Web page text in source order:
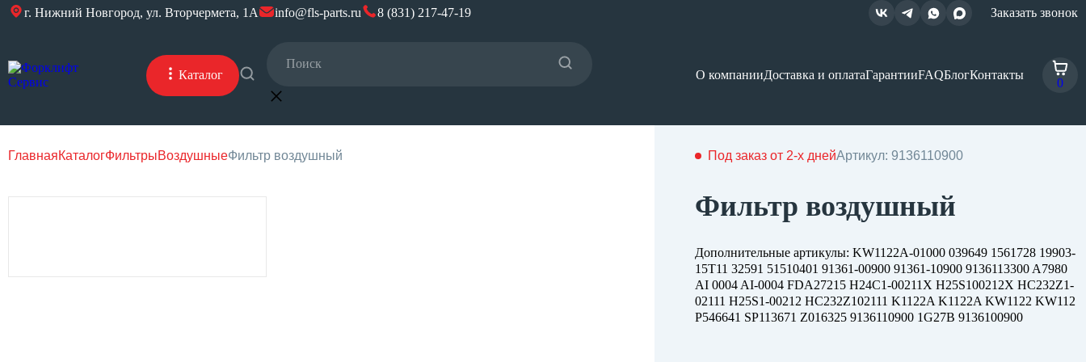
г. Нижний Новгород, ул. Вторчермета, 1А info@fls-parts.ru 8 (831) 217-47-19 Заказать звонок
Каталог О компанииДоставка и оплатаГарантииFAQБлогКонтакты
0
ГлавнаяКаталогФильтрыВоздушныеФильтр воздушный Под заказ от 2-х днейАртикул: 9136110900
Фильтр воздушный
Дополнительные артикулы: KW1122A-01000 039649 1561728 19903-
15T11 32591 51510401 91361-00900 91361-10900 9136113300 A7980
AI 0004 AI-0004 FDA27215 H24C1-00211X H25S100212X HC232Z1-
02111 H25S1-00212 HC232Z102111 K1122A K1122A KW1122 KW112
P546641 SP113671 Z016325 9136110900 1G27B 9136100900